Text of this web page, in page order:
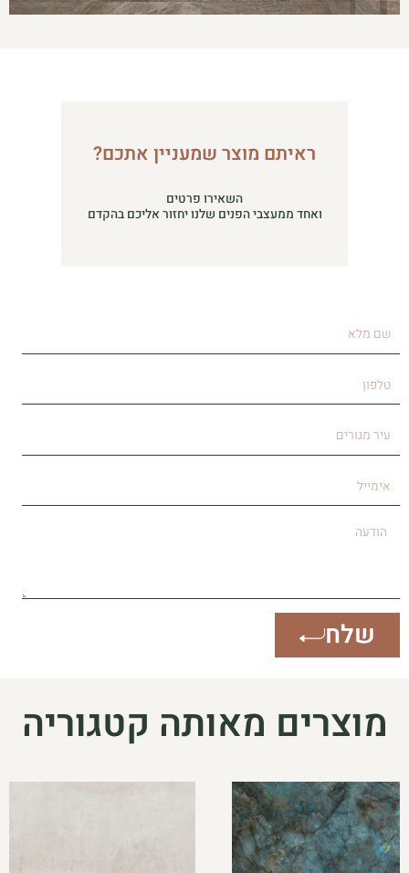
ראיתם מוצר שמעניין אתכם?
השאירו פרטים
ואחד ממעצבי הפנים שלנו יחזור אליכם בהקדם
טלפון
הודעה
שלח
מוצרים מאותה קטגוריה